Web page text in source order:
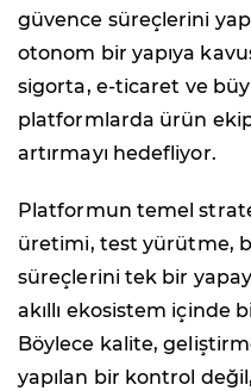
güvence süreçlerini
otonom bir yapıya
sigorta, e-ticaret ve
platformlarda ürün
artırmayı hedefliyor.
Platformun temel
üretimi, test yürütme,
süreçlerini tek bir
akıllı ekosistem içinde
Böylece kalite,
yapılan bir kontrol